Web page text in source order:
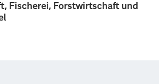
Fischerei, Forstwirtschaft und